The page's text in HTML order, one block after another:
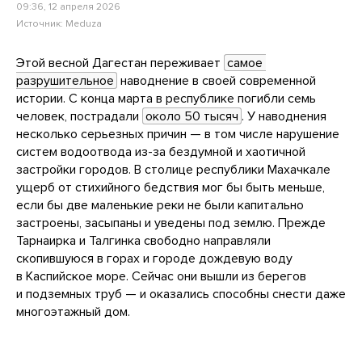
09:36, 12 апреля 2026
Источник: Meduza
Этой весной Дагестан переживает самое
разрушительное наводнение в своей современной
истории. С конца марта в республике погибли семь
человек, пострадали около 50 тысяч . У наводнения
несколько серьезных причин — в том числе нарушение
систем водоотвода из-за бездумной и хаотичной
застройки городов. В столице республики Махачкале
ущерб от стихийного бедствия мог бы быть меньше,
если бы две маленькие реки не были капитально
застроены, засыпаны и уведены под землю. Прежде
Тарнаирка и Талгинка свободно направляли
скопившуюся в горах и городе дождевую воду
в Каспийское море. Сейчас они вышли из берегов
и подземных труб — и оказались способны снести даже
многоэтажный дом.